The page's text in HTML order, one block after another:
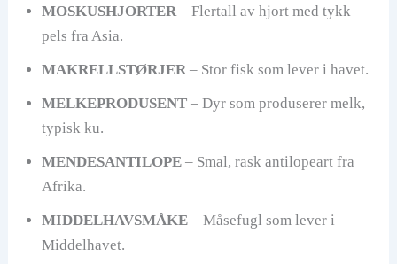
MOSKUSHJORTER– Flertall av hjort med tykk
pels fra Asia.
MAKRELLSTØRJER– Stor fisk som lever i havet.
MELKEPRODUSENT– Dyr som produserer melk,
typisk ku.
MENDESANTILOPE– Smal, rask antilopeart fra
Afrika.
MIDDELHAVSMÅKE– Måsefugl som lever i
Middelhavet.